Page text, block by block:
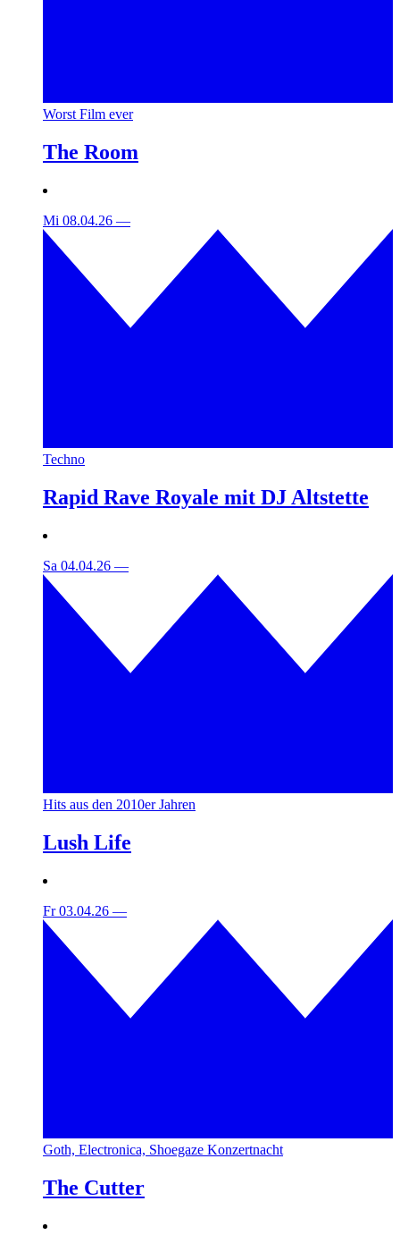
Worst Film ever
The Room
Mi 08.04.26 —
Techno
Rapid Rave Royale mit DJ Altstette
Sa 04.04.26 —
Hits aus den 2010er Jahren
Lush Life
Fr 03.04.26 —
Goth, Electronica, Shoegaze Konzertnacht
The Cutter